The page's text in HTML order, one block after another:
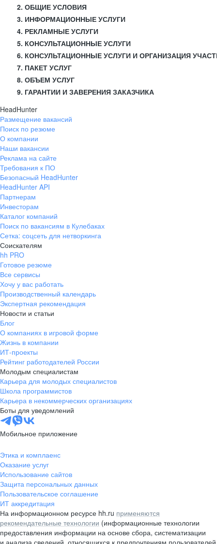
2. ОБЩИЕ УСЛОВИЯ
3. ИНФОРМАЦИОННЫЕ УСЛУГИ
4. РЕКЛАМНЫЕ УСЛУГИ
5. КОНСУЛЬТАЦИОННЫЕ УСЛУГИ
6. КОНСУЛЬТАЦИОННЫЕ УСЛУГИ И ОРГАНИЗАЦИЯ
7. ПАКЕТ УСЛУГ
8. ОБЪЕМ УСЛУГ
9. ГАРАНТИИ И ЗАВЕРЕНИЯ ЗАКАЗЧИКА
HeadHunter
Размещение вакансий
Поиск по резюме
О компании
Наши вакансии
Реклама на сайте
Требования к ПО
Безопасный HeadHunter
HeadHunter API
Партнерам
Инвесторам
Каталог компаний
Поиск по вакансиям в Кулебаках
Сетка: соцсеть для нетворкинга
Соискателям
hh PRO
Готовое резюме
Все сервисы
Хочу у вас работать
Производственный календарь
Экспертная рекомендация
Новости и статьи
Блог
О компаниях в игровой форме
Жизнь в компании
ИТ-проекты
Рейтинг работодателей России
Молодым специалистам
Карьера для молодых специалистов
Школа программистов
Карьера в некоммерческих организациях
Боты для уведомлений
Мобильное приложение
Этика и комплаенс
Оказание услуг
Использование сайтов
Защита персональных данных
Пользовательское соглашение
ИТ аккредитация
На информационном ресурсе hh.ru применяются
рекомендательные технологии (информационные технологии
предоставления информации на основе сбора, систематизации
и анализа сведений, относящихся к предпочтениям пользователей